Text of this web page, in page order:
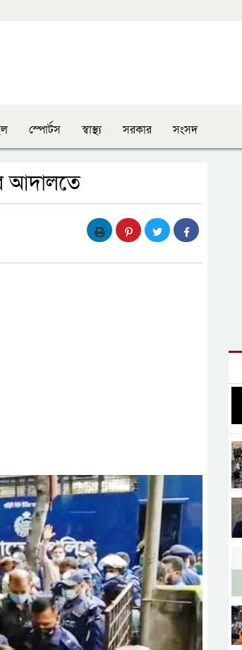
স্পোর্টস স্বাস্থ্য সরকার সংসদ
আদালতে